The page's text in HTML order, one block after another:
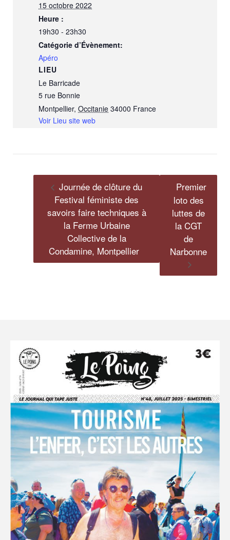
15 octobre 2022
Heure :
19h30 - 23h30
Catégorie d’Évènement:
Apéro
LIEU
Le Barricade
5 rue Bonnie
Montpellier, Occitanie 34000 France
Voir Lieu site web
Journée de clôture du
Festival féministe des
savoirs faire techniques à
la Ferme Urbaine
Collective de la
Condamine, Montpellier
Premier
loto des
luttes de
la CGT
de
Narbonne